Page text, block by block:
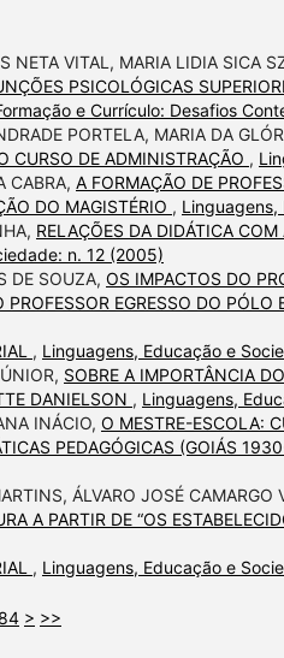
NETA VITAL, MARIA LIDIA SICA
PSICOLÓGICAS
e Currículo: Desafios
PORTELA, MARIA DA
CURSO DE ADMINISTRAÇÃO ,
CABRA, A FORMAÇÃO DE
DO MAGISTÉRIO ,
RELAÇÕES DA DIDÁTICA
n. 12 (2005)
DE SOUZA, OS IMPACTOS DO
PROFESSOR EGRESSO DO PÓLO
, Linguagens, Educação e
SOBRE A IMPORTÂNCIA
DANIELSON , Linguagens,
INÁCIO, O MESTRE-ESCOLA:
PEDAGÓGICAS (GOIÁS
ÁLVARO JOSÉ CAMARGO
A PARTIR DE “OS
, Linguagens, Educação e
84 > >>